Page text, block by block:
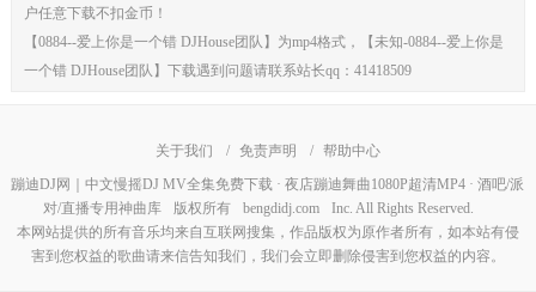
户任意下载不扣金币！
【0884--爱上你是一个错 DJHouse团队】为mp4格式，【未知-0884--爱上你是
一个错 DJHouse团队】下载遇到问题请联系站长qq：41418509
关于我们 / 免责声明 / 帮助中心
蹦迪DJ网｜中文慢摇DJ MV全集免费下载 · 夜店蹦迪舞曲1080P超清MP4 · 酒吧/派
对/直播专用神曲库
版权所有 bengdidj.com
Inc. All Rights Reserved.
本网站提供的所有音乐均来自互联网搜集，作品版权为原作者所有，如本站有侵
害到您权益的歌曲请来信告知我们，我们会立即删除侵害到您权益的内容。